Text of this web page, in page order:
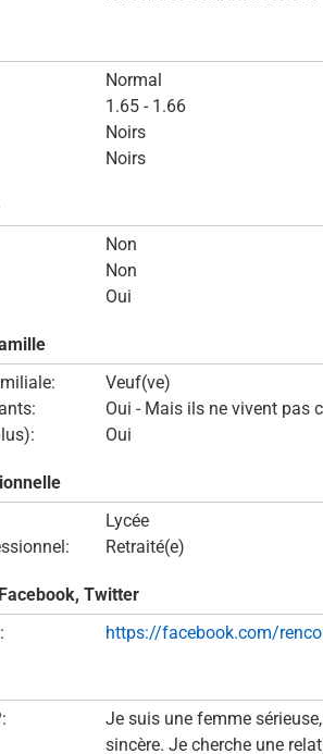
Normal
1.65 - 1.66
Noirs
Noirs
Non
Non
Oui
Veuf(ve)
Oui - Mais ils ne vivent pas
Oui
Lycée
Retraité(e)
Twitter
https://facebook.com/
Je suis une femme
sincère. Je cherche une